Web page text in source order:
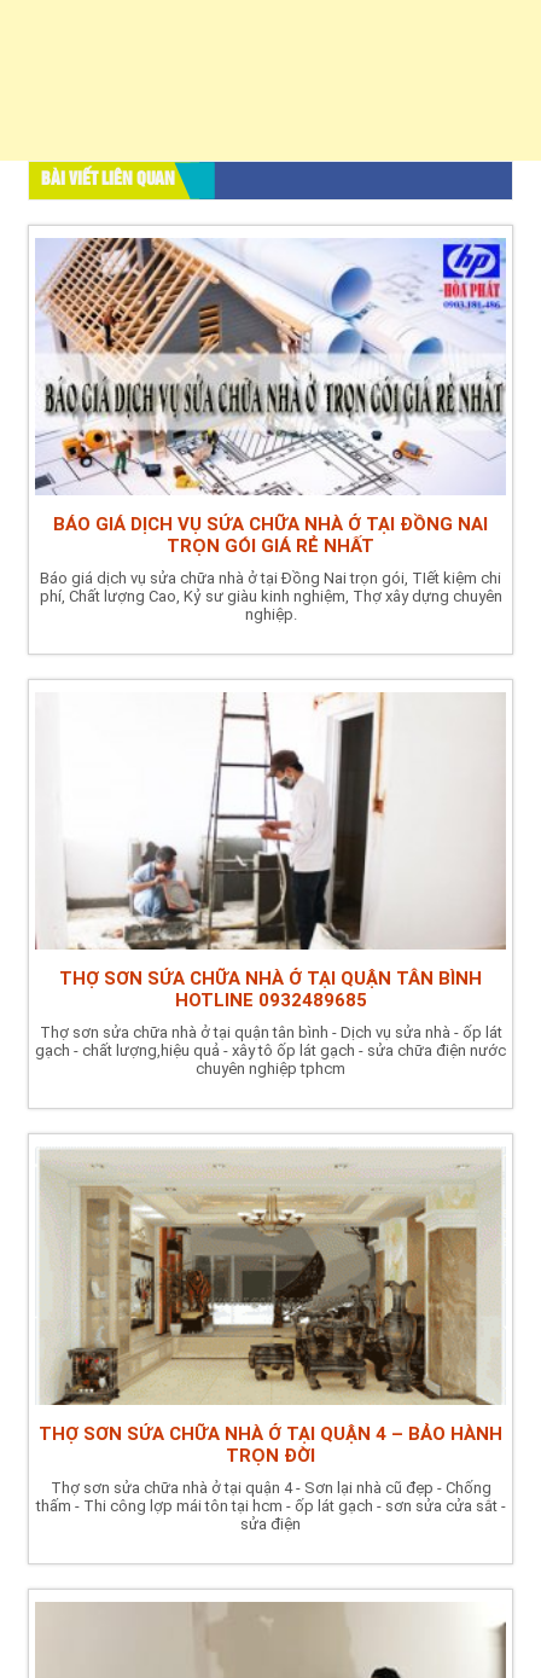
BÀI VIẾT LIÊN QUAN
BÁO GIÁ DỊCH VỤ SỬA CHỮA NHÀ Ở TẠI ĐỒNG NAI
TRỌN GÓI GIÁ RẺ NHẤT
Báo giá dịch vụ sửa chữa nhà ở tại Đồng Nai trọn gói, TIết kiệm chi
phí, Chất lượng Cao, Kỷ sư giàu kinh nghiệm, Thợ xây dựng chuyên
nghiệp.
THỢ SƠN SỬA CHỮA NHÀ Ở TẠI QUẬN TÂN BÌNH
HOTLINE 0932489685
Thợ sơn sửa chữa nhà ở tại quận tân bình - Dịch vụ sửa nhà - ốp lát
gạch - chất lượng,hiệu quả - xây tô ốp lát gạch - sửa chữa điện nước
chuyên nghiệp tphcm
THỢ SƠN SỬA CHỮA NHÀ Ở TẠI QUẬN 4 – BẢO HÀNH
TRỌN ĐỜI
Thợ sơn sửa chữa nhà ở tại quận 4 - Sơn lại nhà cũ đẹp - Chống
thấm - Thi công lợp mái tôn tại hcm - ốp lát gạch - sơn sửa cửa sắt -
sửa điện